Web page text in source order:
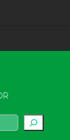
Buscar